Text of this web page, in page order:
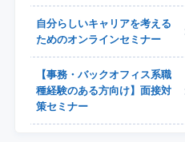
自分らしいキャリアを考える
ためのオンラインセミナー
【事務・バックオフィス系職
種経験のある方向け】面接対
策セミナー